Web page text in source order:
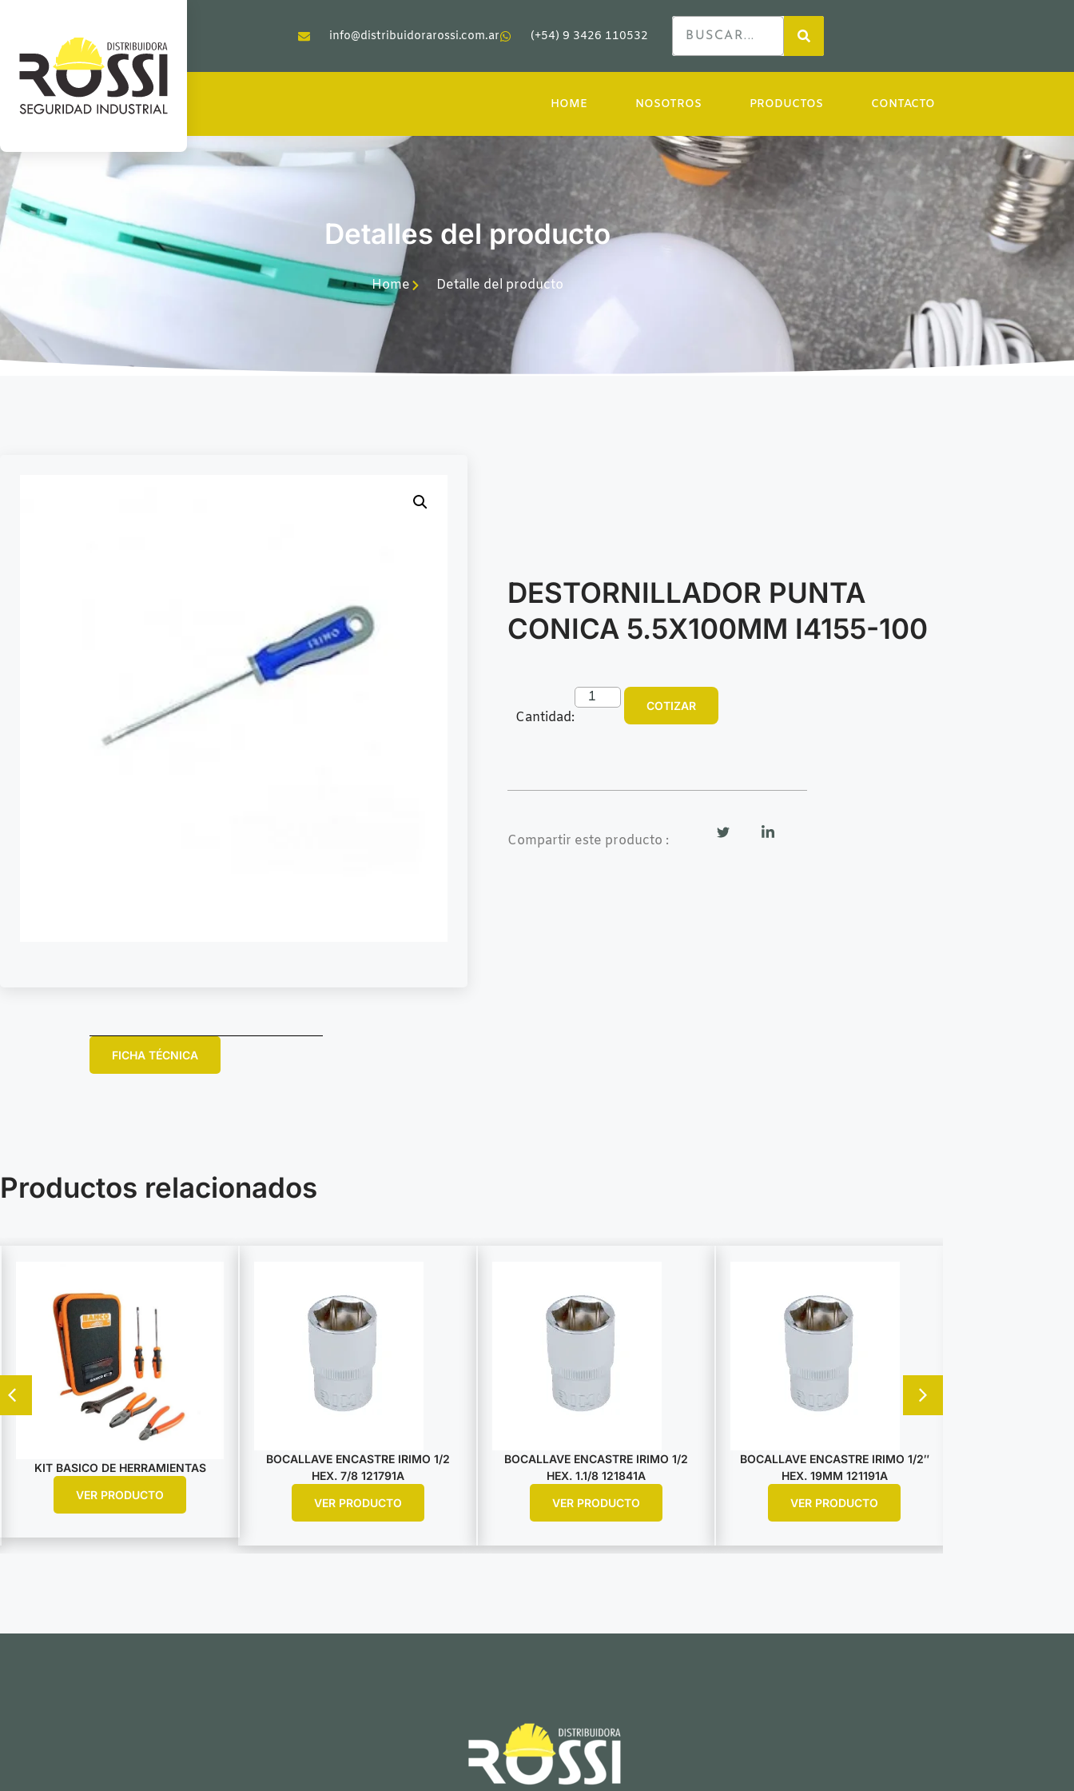
info@distribuidorarossi.com.ar (+54) 9 3426 110532
HOME NOSOTROS PRODUCTOS CONTACTO
Detalles del producto
Home Detalle del producto
DESTORNILLADOR PUNTA
CONICA 5.5X100MM I4155-100
Cantidad:
COTIZAR
Compartir este producto :
FICHA TÉCNICA
Productos relacionados
KIT BASICO DE HERRAMIENTAS
VER PRODUCTO
BOCALLAVE ENCASTRE IRIMO 1/2
HEX. 7/8 121791A
VER PRODUCTO
BOCALLAVE ENCASTRE IRIMO 1/2
HEX. 1.1/8 121841A
VER PRODUCTO
BOCALLAVE ENCASTRE IRIMO 1/2″
HEX. 19MM 121191A
VER PRODUCTO